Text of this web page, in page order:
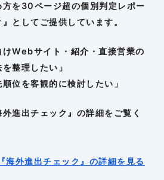
を30ページ超の個別判定レポー
としてご提供しています。
けWebサイト・紹介・直接営業の
整理したい」
位を客観的に検討したい」
進出チェック』の詳細をご覧く
海外進出チェック』の詳細を見る